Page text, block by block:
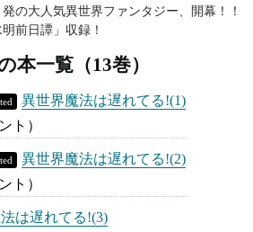
の大人気異世界ファンタジー、開幕！！
前日譚」収録！
本一覧（13巻）
異世界魔法は遅れてる!(1)
ト）
異世界魔法は遅れてる!(2)
ト）
は遅れてる!(3)